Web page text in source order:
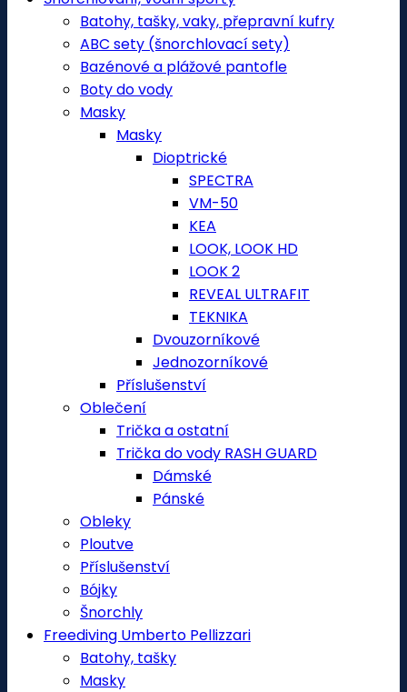
Batohy, tašky, vaky, přepravní kufry
ABC sety (šnorchlovací sety)
Bazénové a plážové pantofle
Boty do vody
Masky
Masky
Dioptrické
SPECTRA
VM-50
KEA
LOOK, LOOK HD
LOOK 2
REVEAL ULTRAFIT
TEKNIKA
Dvouzorníkové
Jednozorníkové
Příslušenství
Oblečení
Trička a ostatní
Trička do vody RASH GUARD
Dámské
Pánské
Obleky
Ploutve
Příslušenství
Bójky
Šnorchly
Freediving Umberto Pellizzari
Batohy, tašky
Masky